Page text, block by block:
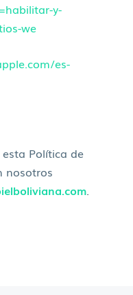
y-
we
es-
Política de
nosotros
.